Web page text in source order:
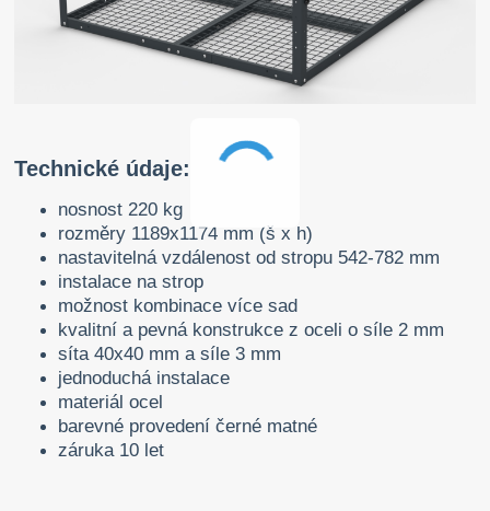
Technické údaje:
nosnost 220 kg
rozměry 1189x1174 mm (š x h)
nastavitelná vzdálenost od stropu 542-782 mm
instalace na strop
možnost kombinace více sad
kvalitní a pevná konstrukce z oceli o síle 2 mm
síta 40x40 mm a síle 3 mm
jednoduchá instalace
materiál ocel
barevné provedení černé matné
záruka 10 let